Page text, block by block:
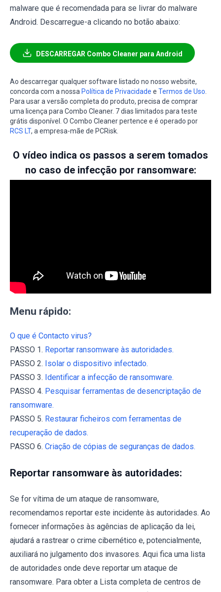
malware que é recomendada para se livrar do malware
Android. Descarregue-a clicando no botão abaixo:
DESCARREGAR Combo Cleaner para Android
Ao descarregar qualquer software listado no nosso website,
concorda com a nossa Política de Privacidade e Termos de Uso.
Para usar a versão completa do produto, precisa de comprar
uma licença para Combo Cleaner. 7 dias limitados para teste
grátis disponível. O Combo Cleaner pertence e é operado por
RCS LT, a empresa-mãe de PCRisk.
O vídeo indica os passos a serem tomados
no caso de infecção por ransomware:
Menu rápido:
O que é Contacto virus?
PASSO 1. Reportar ransomware às autoridades.
PASSO 2. Isolar o dispositivo infectado.
PASSO 3. Identificar a infecção de ransomware.
PASSO 4. Pesquisar ferramentas de desencriptação de
ransomware.
PASSO 5. Restaurar ficheiros com ferramentas de
recuperação de dados.
PASSO 6. Criação de cópias de seguranças de dados.
Reportar ransomware às autoridades:
Se for vítima de um ataque de ransomware,
recomendamos reportar este incidente às autoridades. Ao
fornecer informações às agências de aplicação da lei,
ajudará a rastrear o crime cibernético e, potencialmente,
auxiliará no julgamento dos invasores. Aqui fica uma lista
de autoridades onde deve reportar um ataque de
ransomware. Para obter a Lista completa de centros de